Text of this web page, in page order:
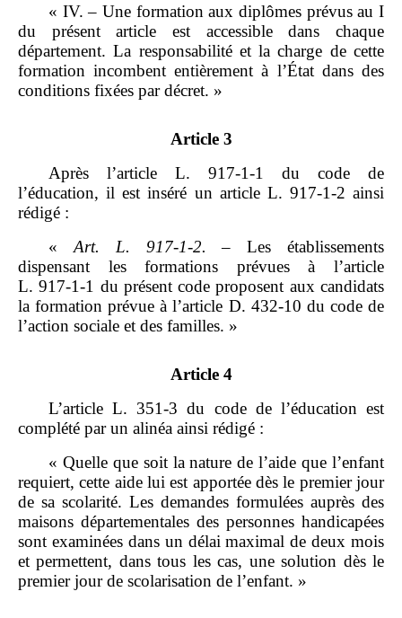
« IV. – Une formation aux diplômes prévus au I
du présent article est accessible dans chaque
département. La responsabilité et la charge de cette
formation incombent entièrement à l’État dans des
conditions fixées par décret. »
Article 3
Après l’article L. 917‑1‑1 du code de
l’éducation, il est inséré un article L. 917‑1‑2 ainsi
rédigé :
« Art. L. 917‑1‑2. – Les établissements
dispensant les formations prévues à l’article
L. 917‑1‑1 du présent code proposent aux candidats
la formation prévue à l’article D. 432‑10 du code de
l’action sociale et des familles. »
Article 4
L’article L. 351‑3 du code de l’éducation est
complété par un alinéa ainsi rédigé :
« Quelle que soit la nature de l’aide que l’enfant
requiert, cette aide lui est apportée dès le premier jour
de sa scolarité. Les demandes formulées auprès des
maisons départementales des personnes handicapées
sont examinées dans un délai maximal de deux mois
et permettent, dans tous les cas, une solution dès le
premier jour de scolarisation de l’enfant. »